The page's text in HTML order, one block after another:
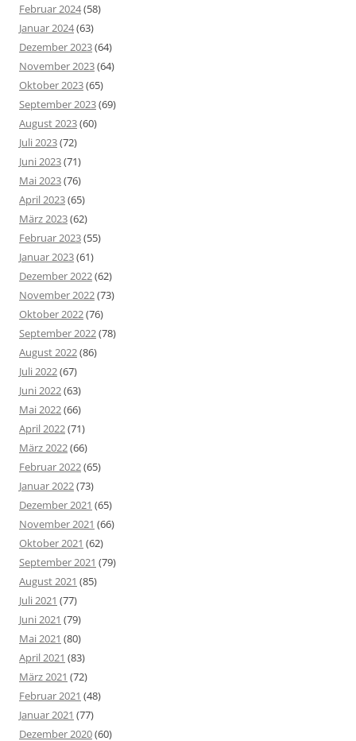
Februar 2024(58)
Januar 2024(63)
Dezember 2023(64)
November 2023(64)
Oktober 2023(65)
September 2023(69)
August 2023(60)
Juli 2023(72)
Juni 2023(71)
Mai 2023(76)
April 2023(65)
März 2023(62)
Februar 2023(55)
Januar 2023(61)
Dezember 2022(62)
November 2022(73)
Oktober 2022(76)
September 2022(78)
August 2022(86)
Juli 2022(67)
Juni 2022(63)
Mai 2022(66)
April 2022(71)
März 2022(66)
Februar 2022(65)
Januar 2022(73)
Dezember 2021 (65)
November 2021 (66)
Oktober 2021 (62)
September 2021 (79)
August 2021 (85)
Juli 2021 (77)
Juni 2021 (79)
Mai 2021 (80)
April 2021 (83)
März 2021 (72)
Februar 2021 (48)
Januar 2021 (77)
Dezember 2020(60)